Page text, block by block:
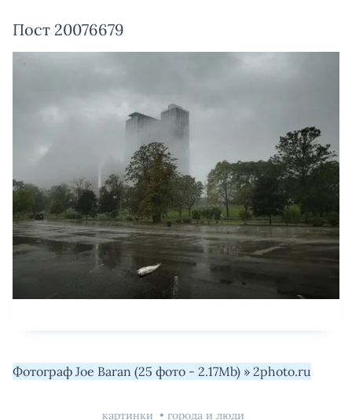
Пост 20076679
Фотограф Joe Baran (25 фото - 2.17Mb) » 2photo.ru
картинки города и люди